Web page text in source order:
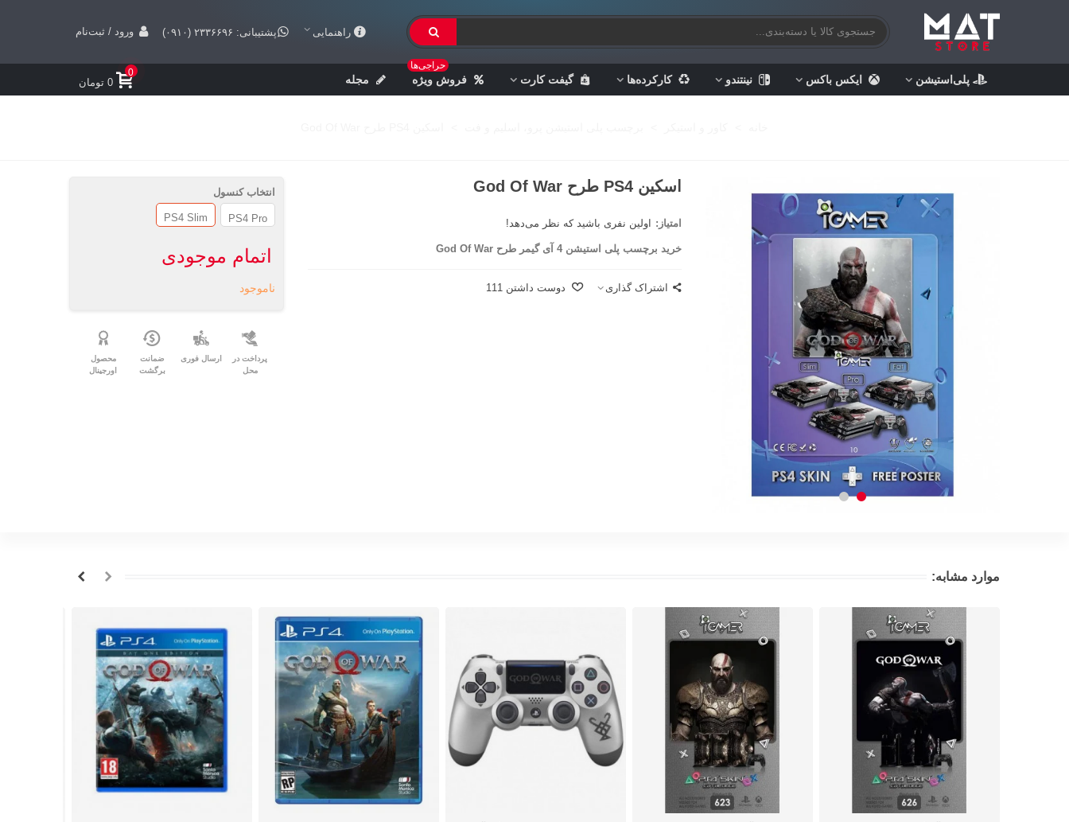
راهنمایی پشتیبانی: ۲۳۳۶۶۹۶ (۰۹۱۰) ورود / ثبت‌نام
پلی‌استیشن ایکس باکس نینتندو کارکرده‌ها گیفت کارت فروش ویژه
حراجی‌ها
مجله
0
0 تومان
اسکین PS4 طرح God Of War
امتیاز: اولین نفری باشید که نظر می‌دهد!
خرید برچسب پلی استیشن 4 آی گیمر طرح God Of War
اشتراک گذاری دوست داشتن 111
انتخاب کنسول
PS4 Pro
PS4 Slim
اتمام موجودی
ناموجود
پرداخت در
محل
ارسال فوری
ضمانت
برگشت
محصول
اورجینال
موارد مشابه: